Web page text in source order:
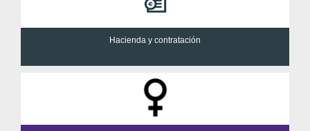
Hacienda y contratación